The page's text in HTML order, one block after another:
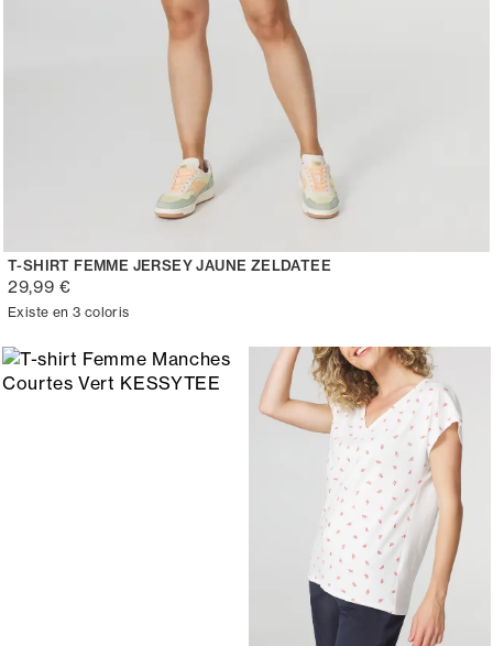
T-SHIRT FEMME JERSEY JAUNE ZELDATEE
29,99 €
Existe en 3 coloris